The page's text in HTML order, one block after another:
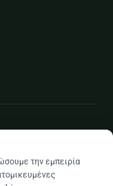
την εμπειρία